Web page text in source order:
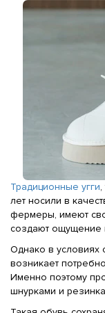
Традиционные угги
лет носили в
фермеры, имеют
создают ощущение
Однако в условиях
возникает
Именно поэтому
шнурками и